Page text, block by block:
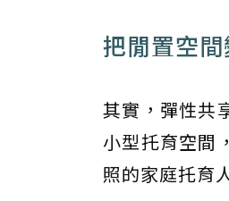
把閒置空
其實，彈性共
小型托育空間
照的家庭托育